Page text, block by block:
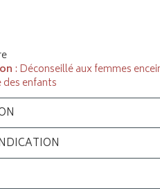
: Déconseillé aux femmes
enfants